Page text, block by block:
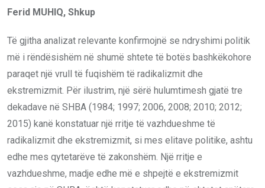
Ferid MUHIQ, Shkup
Të gjitha analizat relevante konfirmojnë se ndryshimi politik
më i rëndësishëm në shumë shtete të botës bashkëkohore
paraqet një vrull të fuqishëm të radikalizmit dhe
ekstremizmit. Për ilustrim, një sërë hulumtimesh gjatë tre
dekadave në SHBA (1984; 1997; 2006, 2008; 2010; 2012;
2015) kanë konstatuar një rritje të vazhdueshme të
radikalizmit dhe ekstremizmit, si mes elitave politike, ashtu
edhe mes qytetarëve të zakonshëm. Një rritje e
vazhdueshme, madje edhe më e shpejtë e ekstremizmit